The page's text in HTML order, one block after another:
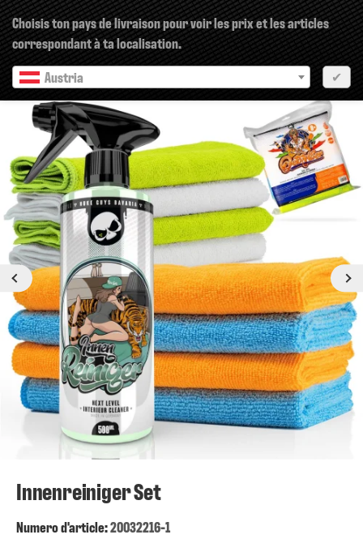
Choisis ton pays de livraison pour voir les prix et les articles
correspondant à ta localisation.
Austria
✔
Prochain
Innenreiniger Set
Numero d'article:20032216-1